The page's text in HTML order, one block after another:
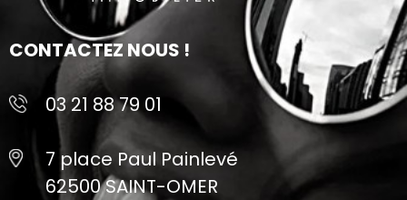
CONTACTEZ NOUS !
03 21 88 79 01
7 place Paul Painlevé
62500 SAINT-OMER